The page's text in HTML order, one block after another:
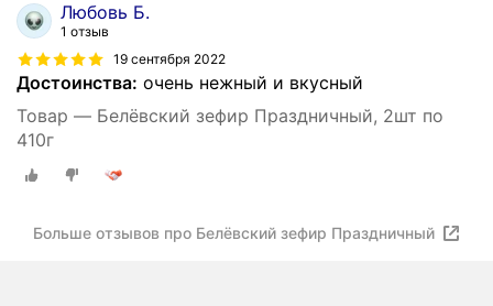
Любовь Б.
1 отзыв
19 сентября 2022
Достоинства: очень нежный и вкусный
Товар — Белёвский зефир Праздничный, 2шт по
410г
Больше отзывов про Белёвский зефир Праздничный